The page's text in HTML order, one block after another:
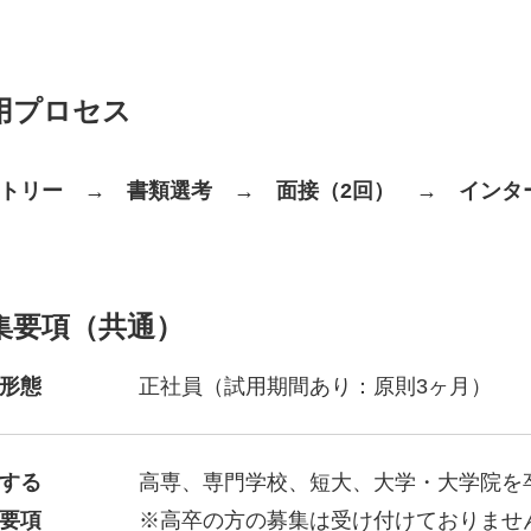
プロセス
トリー → 書類選考 → 面接（2回） → イン
要項（共通）
態 正社員（試用期間あり：原則3ヶ月）
る
項
高専、専門学校、短大、大学・大学院
※高卒の方の募集は受け付けておりませ